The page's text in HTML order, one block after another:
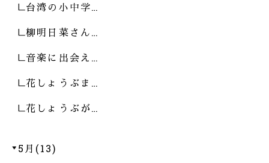
台湾の小中学…
柳明日菜さん…
音楽に出会え…
花しょうぶま…
花しょうぶが…
5月(13)